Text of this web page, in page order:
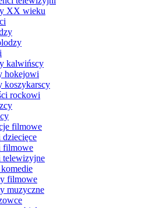
XX wieku
kalwińscy
hokejowi
koszykarscy
rockowi
filmowe
filmowe
telewizyjne
filmowe
muzyczne